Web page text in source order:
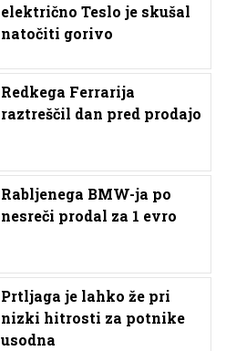
električno Teslo je skušal
natočiti gorivo
Redkega Ferrarija
raztreščil dan pred prodajo
Rabljenega BMW-ja po
nesreči prodal za 1 evro
Prtljaga je lahko že pri
nizki hitrosti za potnike
usodna